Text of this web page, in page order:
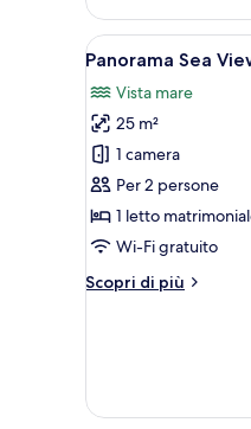
Suite
with
Private
Apri
tutte
le
foto
per
Panorama
Sea
View
with
7
Panorama Sea
Vista mare
25 m²
1 camera
Per 2 persone
1 letto
Wi-Fi gratuito
Scopri di più
Altri
Suite